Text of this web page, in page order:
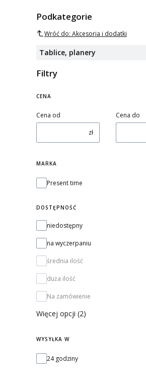
Podkategorie
Wróć do: Akcesoria i dodatki
Tablice, planery
Filtry
CENA
Cena od
zł
Cena do
MARKA
MarkaPresent time
DOSTĘPNOŚĆ
Dostępność
niedostępny
na wyczerpaniu
średnia ilość
duża ilość
Na zamówienie
Więcej opcji (2)
WYSYŁKA W
Wysyłka w
24 godziny